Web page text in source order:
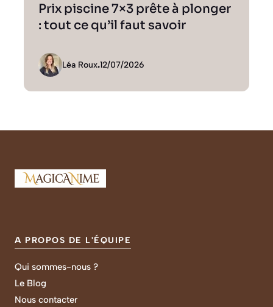
Prix piscine 7×3 prête à plonger
: tout ce qu’il faut savoir
Léa Roux.12/07/2026
A PROPOS DE L'ÉQUIPE
Qui sommes-nous ?
Le Blog
Nous contacter